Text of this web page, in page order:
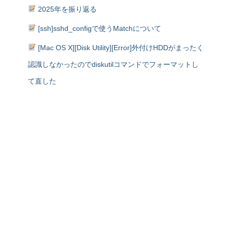
2025年を振り返る
[ssh]sshd_configで使うMatchについて
[Mac OS X][Disk Utility][Error]外付けHDDがまったく
認識しなかったのでdiskutilコマンドでフォーマットし
て直した